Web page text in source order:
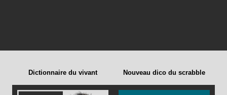
Dictionnaire du vivant Nouveau dico du scrabble